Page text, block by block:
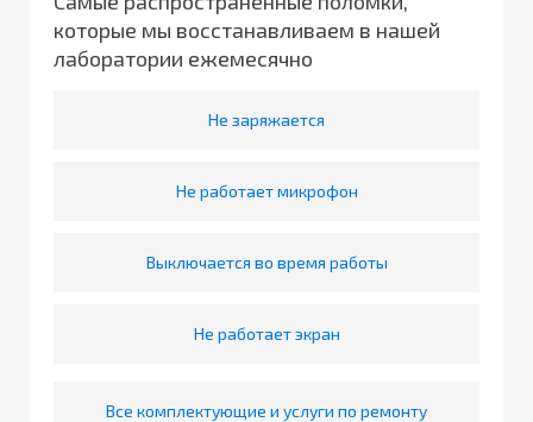
которые мы восстанавливаем в нашей
лаборатории ежемесячно
Не заряжается
Не работает микрофон
Выключается во время работы
Не работает экран
Все комплектующие и услуги по ремонту